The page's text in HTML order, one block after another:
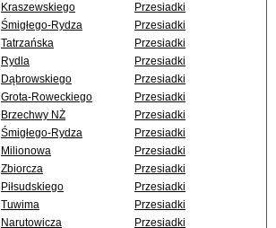
Kraszewskiego
Przesiadki
Śmigłego-Rydza
Przesiadki
Tatrzańska
Przesiadki
Rydla
Przesiadki
Dąbrowskiego
Przesiadki
Grota-Roweckiego
Przesiadki
Brzechwy NŻ
Przesiadki
Śmigłego-Rydza
Przesiadki
Milionowa
Przesiadki
Zbiorcza
Przesiadki
Piłsudskiego
Przesiadki
Tuwima
Przesiadki
Narutowicza Przesiadki